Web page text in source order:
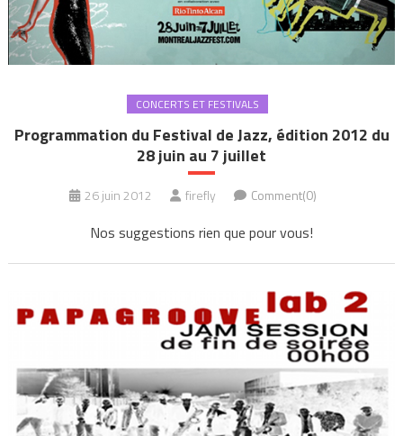
CONCERTS ET FESTIVALS
Programmation du Festival de Jazz, édition 2012 du
28 juin au 7 juillet
26 juin 2012 firefly Comment(0)
Nos suggestions rien que pour vous!